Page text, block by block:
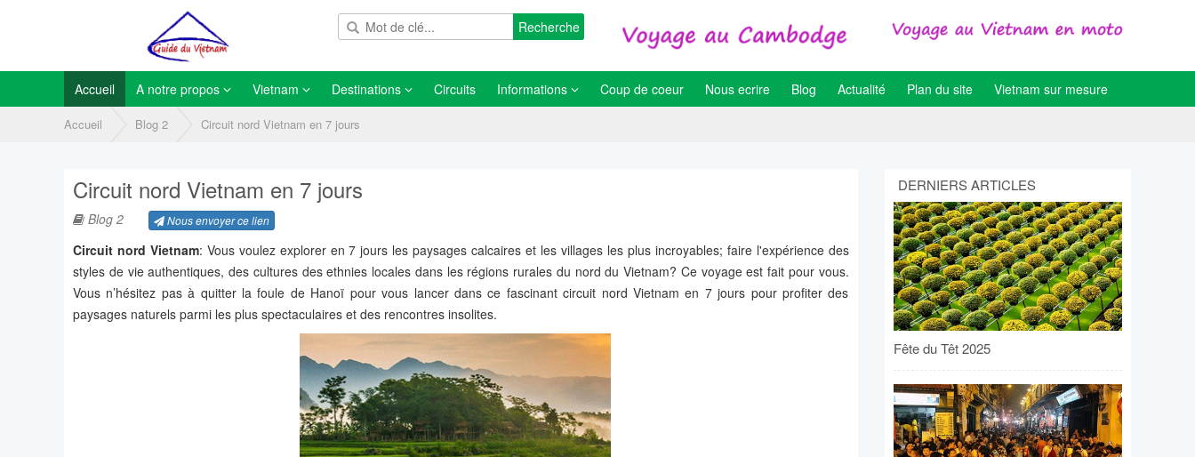
Recherche
Accueil A notre propos Vietnam Destinations Circuits Informations Coup de coeur Nous ecrire Blog Actualité Plan du site Vietnam sur mesure
Accueil Blog 2 Circuit nord Vietnam en 7 jours
Circuit nord Vietnam en 7 jours
Blog 2 Nous envoyer ce lien
Circuit nord Vietnam: Vous voulez explorer en 7 jours les paysages calcaires et les villages les plus incroyables; faire l'expérience des
styles de vie authentiques, des cultures des ethnies locales dans les régions rurales du nord du Vietnam? Ce voyage est fait pour vous.
Vous n’hésitez pas à quitter la foule de Hanoï pour vous lancer dans ce fascinant circuit nord Vietnam en 7 jours pour profiter des
paysages naturels parmi les plus spectaculaires et des rencontres insolites.
DERNIERS ARTICLES
Fête du Têt 2025